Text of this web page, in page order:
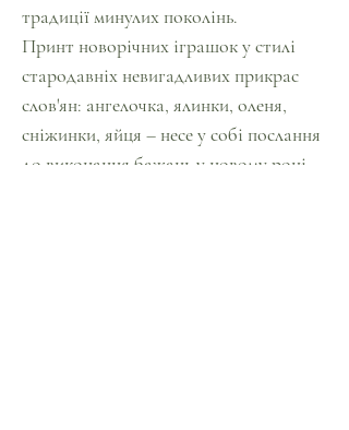
традиції минулих поколінь.
Принт новорічних іграшок у стилі
стародавніх невигадливих прикрас
слов'ян: ангелочка, ялинки, оленя,
сніжинки, яйця – несе у собі послання
до виконання бажань у новому році.